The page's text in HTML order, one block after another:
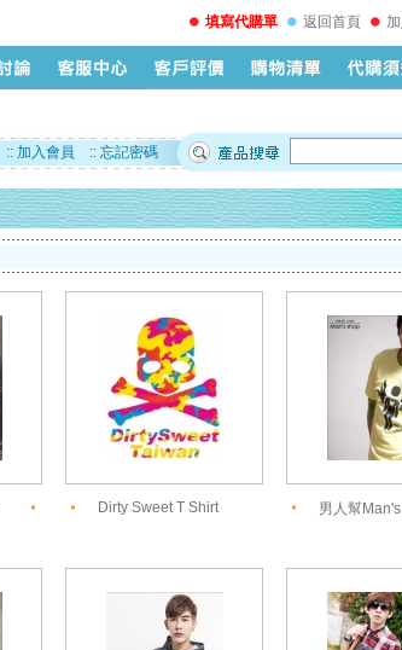
填寫代購單 返回首頁
:: 加入會員 :: 忘記密碼
Dirty Sweet T Shirt 男人幫